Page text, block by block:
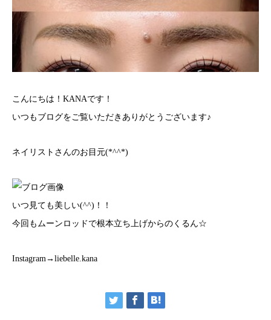
こんにちは！KANAです！
いつもブログをご覧いただきありがとうございます♪
ネイリストさんのお目元(*^^*)
いつ見ても美しい(^^)！！
今回もムーンロッドで根本立ち上げからのくるん☆
Instagram→liebelle.kana